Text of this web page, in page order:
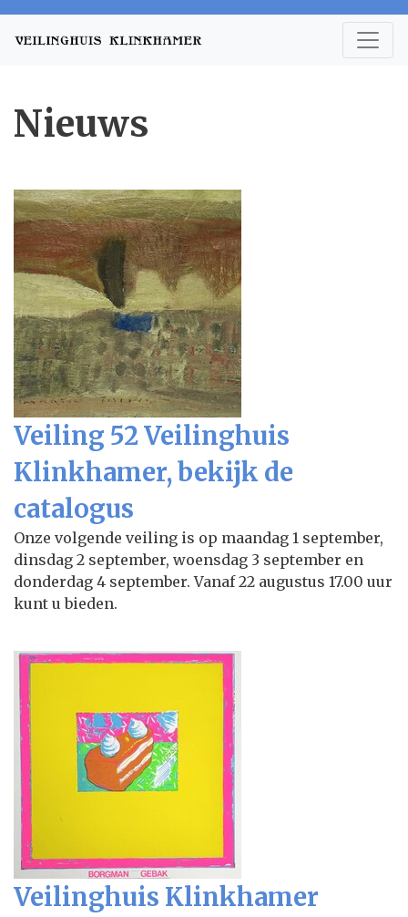
Nieuws
Veiling 52 Veilinghuis
Klinkhamer, bekijk de
catalogus
Onze volgende veiling is op maandag 1 september,
dinsdag 2 september, woensdag 3 september en
donderdag 4 september. Vanaf 22 augustus 17.00 uur
kunt u bieden.
Veilinghuis Klinkhamer